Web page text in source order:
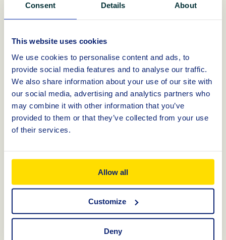
Consent Details About
This website uses cookies
We use cookies to personalise content and ads, to
provide social media features and to analyse our traffic.
We also share information about your use of our site with
our social media, advertising and analytics partners who
may combine it with other information that you’ve
provided to them or that they’ve collected from your use
of their services.
Allow all
Customize
Deny
bijvoorbeeld ook MVO-medewerkers, inkoop- en
marketingprofessionals.
Waarom deelnemen?
Blijf up-to-datemet de design for recycling guidelines
Leer van experts door vragen te stellen over de
recyclebaarheid van jouw verpakking
en leer van elkaars
praktijkcasussen.
Dinsdag 10 juni van 13.00 – 15.00 uur –
circulariteit en milieu-impact.
Verdiepende vragenuurtjes
Dinsdag 17 juni van 13.00-14.00 uur – Vragenuur
Recyclechecks Glas en Metaal